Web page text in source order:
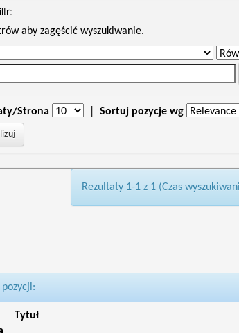
aby zagęścić wyszukiwanie.
Strona Sortuj pozycje wg
Rezultaty 1-1 z 1 (Czas
pozycji:
Tytuł